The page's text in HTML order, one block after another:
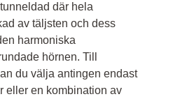
där hela
av täljsten och dess
harmoniska
hörnen. Till
du välja antingen endast
eller en kombination av